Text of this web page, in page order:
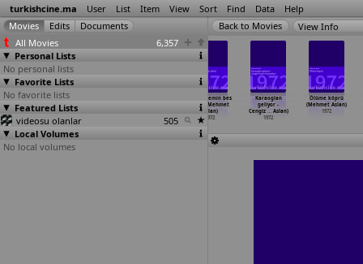
turkishcine.ma User List Item View Sort Find Data Help
All Movies
6,357
Personal Lists
No personal lists
Favorite Lists
No favorite lists
Featured Lists
videosu olanlar
505
Local Volumes
No local volumes
View Info
Mahkum (Cüneyt
Arkin, Osman
F. Seden)
(Mehmet Aslan)
Cehennemin bes
delisi (Mehmet
Aslan)
1972
Karaoglan
geliyor -
Cengiz …Aslan)
1972
Ölüme köprü
(Mehmet Aslan)
1972